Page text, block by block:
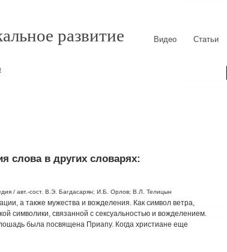
развитие Видео Статьи
слова в других словарях:
/ авт.-сост. В.Э. Багдасарян; И.Б. Орлов; В.Л. Телицын
а также мужества и вожделения. Как символ ветра,
символики, связанной с сексуальностью и вожделением.
была посвящена Приапу. Когда христиане еще